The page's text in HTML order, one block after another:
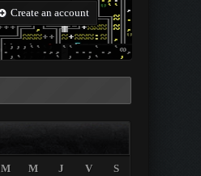
Create an account
M M J V S